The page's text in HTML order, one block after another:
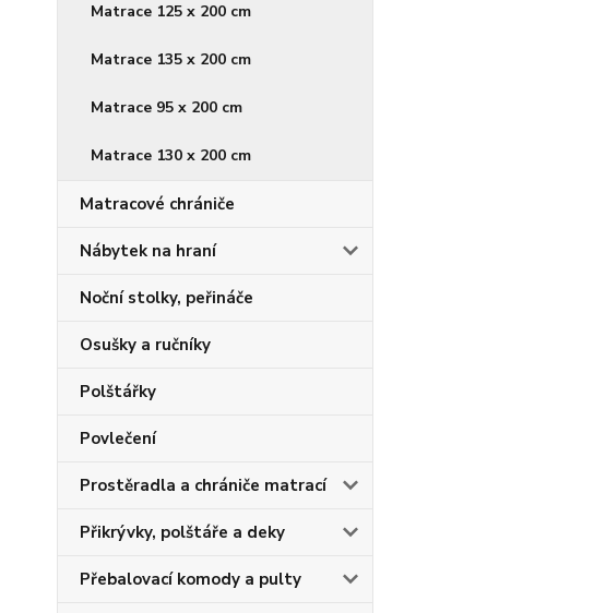
Matrace 125 x 200 cm
Matrace 135 x 200 cm
Matrace 95 x 200 cm
Matrace 130 x 200 cm
Matracové chrániče
Nábytek na hraní
Noční stolky, peřináče
Osušky a ručníky
Polštářky
Povlečení
Prostěradla a chrániče matrací
Přikrývky, polštáře a deky
Přebalovací komody a pulty